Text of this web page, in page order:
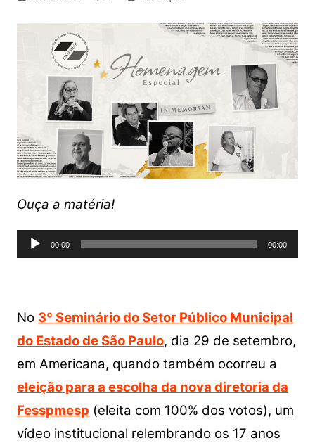
Ouça a matéria!
Tocador
de
00:00 00:00
No 3º Seminário do Setor Público Municipal
do Estado de São Paulo, dia 29 de setembro,
em Americana, quando também ocorreu a
eleição para a escolha da nova diretoria da
Fesspmesp (eleita com 100% dos votos), um
vídeo institucional relembrando os 17 anos